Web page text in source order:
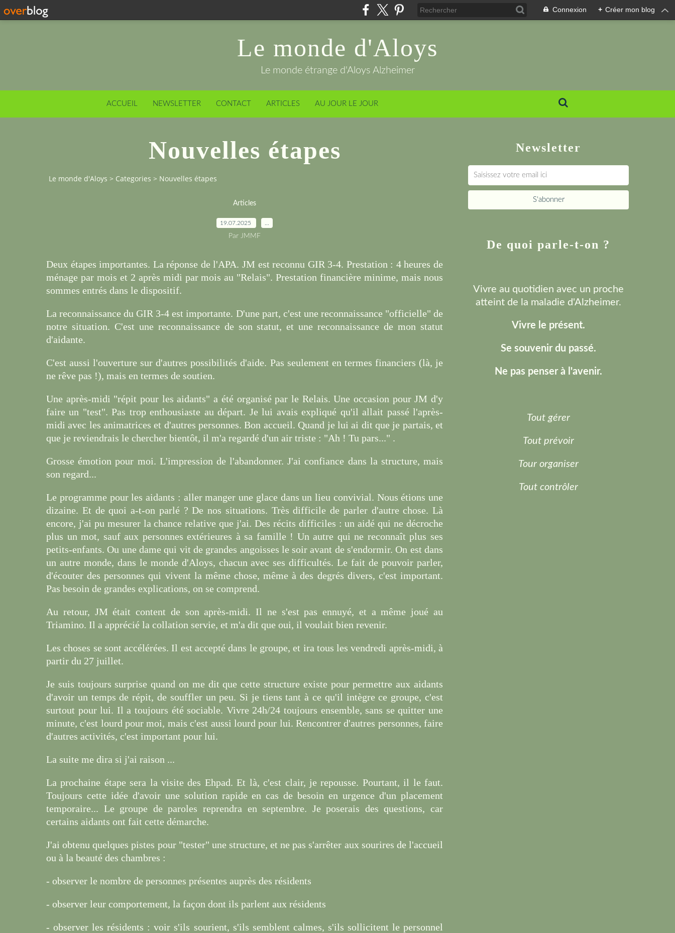
Connexion + Créer mon blog
Le monde d'Aloys
Le monde étrange d'Aloys Alzheimer
ACCUEIL NEWSLETTER CONTACT ARTICLES AU JOUR LE JOUR
Nouvelles étapes
Le monde d'Aloys > Categories > Nouvelles étapes
Articles
19.07.2025
Par JMMF
Deux étapes importantes. La réponse de l'APA. JM est reconnu GIR 3-4. Prestation : 4 heures de
ménage par mois et 2 après midi par mois au "Relais". Prestation financière minime, mais nous
sommes entrés dans le dispositif.
La reconnaissance du GIR 3-4 est importante. D'une part, c'est une reconnaissance "officielle" de
notre situation. C'est une reconnaissance de son statut, et une reconnaissance de mon statut
d'aidante.
C'est aussi l'ouverture sur d'autres possibilités d'aide. Pas seulement en termes financiers (là, je
ne rêve pas !), mais en termes de soutien.
Une après-midi "répit pour les aidants" a été organisé par le Relais. Une occasion pour JM d'y
faire un "test". Pas trop enthousiaste au départ. Je lui avais expliqué qu'il allait passé l'après-
midi avec les animatrices et d'autres personnes. Bon accueil. Quand je lui ai dit que je partais, et
que je reviendrais le chercher bientôt, il m'a regardé d'un air triste : "Ah ! Tu pars..." .
Grosse émotion pour moi. L'impression de l'abandonner. J'ai confiance dans la structure, mais
son regard...
Le programme pour les aidants : aller manger une glace dans un lieu convivial. Nous étions une
dizaine. Et de quoi a-t-on parlé ? De nos situations. Très difficile de parler d'autre chose. Là
encore, j'ai pu mesurer la chance relative que j'ai. Des récits difficiles : un aidé qui ne décroche
plus un mot, sauf aux personnes extérieures à sa famille ! Un autre qui ne reconnaît plus ses
petits-enfants. Ou une dame qui vit de grandes angoisses le soir avant de s'endormir. On est dans
un autre monde, dans le monde d'Aloys, chacun avec ses difficultés. Le fait de pouvoir parler,
d'écouter des personnes qui vivent la même chose, même à des degrés divers, c'est important.
Pas besoin de grandes explications, on se comprend.
Au retour, JM était content de son après-midi. Il ne s'est pas ennuyé, et a même joué au
Triamino. Il a apprécié la collation servie, et m'a dit que oui, il voulait bien revenir.
Les choses se sont accélérées. Il est accepté dans le groupe, et ira tous les vendredi après-midi, à
partir du 27 juillet.
Je suis toujours surprise quand on me dit que cette structure existe pour permettre aux aidants
d'avoir un temps de répit, de souffler un peu. Si je tiens tant à ce qu'il intègre ce groupe, c'est
surtout pour lui. Il a toujours été sociable. Vivre 24h/24 toujours ensemble, sans se quitter une
minute, c'est lourd pour moi, mais c'est aussi lourd pour lui. Rencontrer d'autres personnes, faire
d'autres activités, c'est important pour lui.
La suite me dira si j'ai raison ...
La prochaine étape sera la visite des Ehpad. Et là, c'est clair, je repousse. Pourtant, il le faut.
Toujours cette idée d'avoir une solution rapide en cas de besoin en urgence d'un placement
temporaire... Le groupe de paroles reprendra en septembre. Je poserais des questions, car
certains aidants ont fait cette démarche.
J'ai obtenu quelques pistes pour "tester" une structure, et ne pas s'arrêter aux sourires de l'accueil
ou à la beauté des chambres :
- observer le nombre de personnes présentes auprès des résidents
- observer leur comportement, la façon dont ils parlent aux résidents
- observer les résidents : voir s'ils sourient, s'ils semblent calmes, s'ils sollicitent le personnel
Newsletter
De quoi parle-t-on ?
Vivre au quotidien avec un proche
atteint de la maladie d'Alzheimer.
Vivre le présent.
Se souvenir du passé.
Ne pas penser à l'avenir.
Tout gérer
Tout prévoir
Tour organiser
Tout contrôler